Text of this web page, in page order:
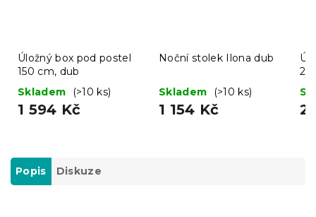
Úložný box pod postel
150 cm, dub
Skladem
(>10 ks)
1 594 Kč
Noční stolek Ilona dub
Skladem (>10 ks)
1 154 Kč 2
Popis Diskuze